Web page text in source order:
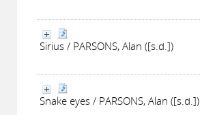
Sirius / PARSONS, Alan ([s.d.])
Snake eyes / PARSONS, Alan ([s.d.])